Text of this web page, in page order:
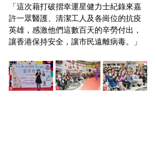
「這次藉打破摺幸運星健力士紀錄來嘉
許一眾醫護、清潔工人及各崗位的抗疫
英雄，感激他們這數百天的辛勞付出，
讓香港保持安全，讓市民遠離病毒。」